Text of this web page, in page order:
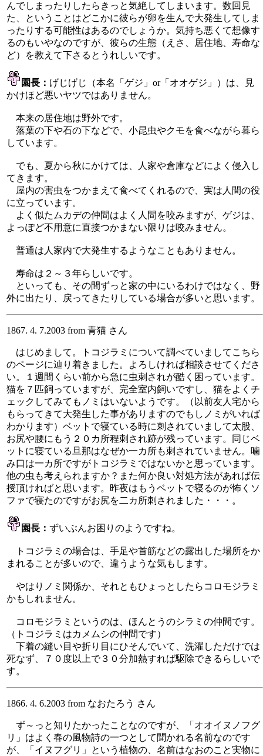
んでしまったりしたらきっと気絶してしまいます。数回見
た、ということはどこかに彼らが卵を生んで大発生してしま
ったりする可能性はあるのでしょうか。気持ち悪くて想像す
るのもいやなのですが、彼らの生態（えさ、居住地、寿命な
ど）を教えて下さるとうれしいです。
園長： げじげじ（本名「ゲジ」or「オオゲジ」）は、見
かけほど悪いヤツではありません。
本来の居住地は野外です。
落葉の下や石の下などで、小昆虫やクモを食べながら暮ら
しています。
でも、夏から秋にかけては、人家や倉庫などによく侵入し
てきます。
屋内の害虫をつかまえて食べてくれるので、実は人間の役
に立っています。
よく似たムカデの仲間はよく人間を咬みますが、ゲジは、
よっぽど不用意に直接つかまない限りは咬みません。
普通は人家内で大発生するようなこともありません。
寿命は２～３年らしいです。
といっても、その間ずっと家の中にいるわけではなく、野
外に出たり、戻ってきたりしている場合が多いと思います。
1867. 4. 7.2003 from 青猫 さん
はじめまして。トコジラミについて調べていましてこちら
のページに辿り着きました。よろしければ相談させてくださ
い。１週間くらい前から急に虫刺されが酷く困っています。
猫を７匹飼っていますが、完全室内飼いですし、猫をよくチ
ェックしてみてもノミはいないようです。（以前友人宅から
もらってきて大発生した事がありますのでもしノミがいれば
わかります）ベットで寝ている時に刺されていまして太股、
お尻や腰にもう２０カ所程刺され跡が残っています。同じベ
ットに寝ている旦那はなぜか一カ所も刺されていません。噛
み口は一カ所ですがトコジラミではないかと思っています。
他の虫も考えられますか？また何か良い対処方法があれば伝
授頂ければと思います。昨夜はもうベットで寝るのが怖くソ
ファで寝たのですがお尻を二カ所刺されました・・・。
園長： ずいぶんお困りのようですね。
トコジラミの場合は、手足や首筋などの露出した場所をか
まれることが多いので、違うような気もします。
やはりノミ関係か、それともひょっとしたらコロモジラミ
かもしれません。
コロモジラミというのは、ほんとうのシラミの仲間です。
（トコジラミはカメムシの仲間です）
下着の縫い目や折り目にひそんでいて、洗濯しただけでは
死なず、７０度以上で３０分加熱すれば駆除できるらしいで
す。
1866. 4. 6.2003 from なおたろう さん
ず～っと知りたかったことなのですが、「オオイヌノフグ
リ」はよく春の風物詩の一つとして聞かれる名前なのです
が、「イヌフグリ」という植物の、名前はなおのこと実物に